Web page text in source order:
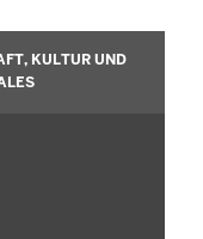
öffnen
KULTUR UND